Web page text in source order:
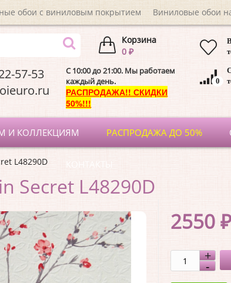
обои с виниловым покрытием Виниловые обои
Корзина
0 ₽
57-53
C 10:00 до 21:00. Мы работаем
каждый день.
РАСПРОДАЖА!! СКИДКИ
50%!!!
0
И КОЛЛЕКЦИЯМ РАСПРОДАЖА ДО 50%
КОНТАКТЫ
L48290D
Secret L48290D
2550